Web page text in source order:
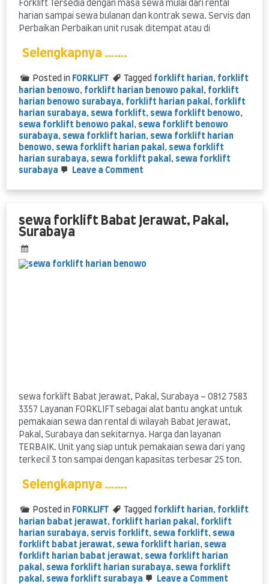
Forklift Tersedia dengan masa sewa mulai dari rental
harian sampai sewa bulanan dan kontrak sewa. Servis dan
Perbaikan Perbaikan unit rusak ditempat atau di
Selengkapnya …….
Posted in FORKLIFT Tagged forklift harian, forklift
harian benowo, forklift harian benowo pakal , forklift
harian benowo surabaya, forklift harian pakal , forklift
harian surabaya, sewa forklift, sewa forklift benowo,
sewa forklift benowo pakal , sewa forklift benowo
surabaya, sewa forklift harian, sewa forklift harian
benowo, sewa forklift harian pakal , sewa forklift
harian surabaya, sewa forklift pakal , sewa forklift
surabaya
Leave a Commenton
harian
sewa forklift Babat Jerawat, Pakal,
Surabaya
sewa forklift Babat Jerawat, Pakal, Surabaya – 0812 7583
3357 Layanan FORKLIFT sebagai alat bantu angkat untuk
pemakaian sewa dan rental di wilayah Babat Jerawat,
Pakal, Surabaya dan sekitarnya. Harga dan layanan
TERBAIK. Unit yang siap untuk pemakaian sewa dari yang
terkecil 3 ton sampai dengan kapasitas terbesar 25 ton.
Selengkapnya …….
Posted in FORKLIFT Tagged forklift harian, forklift
harian babat jerawat, forklift harian pakal , forklift
harian surabaya, servis forklift, sewa forklift, sewa
forklift babat jerawat, sewa forklift harian, sewa
forklift harian babat jerawat, sewa forklift harian
pakal , sewa forklift harian surabaya, sewa forklift
pakal , sewa forklift surabaya Leave a Commenton